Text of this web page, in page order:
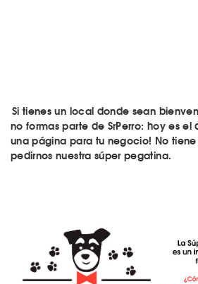
Si tienes un local donde sean
no formas parte de SrPerro: hoy es el
una página para tu negocio! No
pedirnos nuestra súper pegatina.